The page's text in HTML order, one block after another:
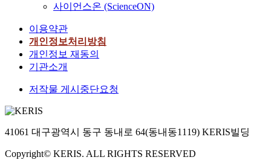
사이언스온 (ScienceON)
이용약관
개인정보처리방침
개인정보 재동의
기관소개
저작물 게시중단요청
41061 대구광역시 동구 동내로 64(동내동1119) KERIS빌딩
Copyright© KERIS. ALL RIGHTS RESERVED